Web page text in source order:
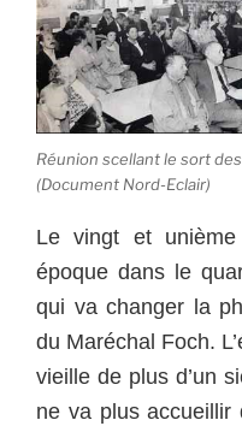
Réunion scellant le sort
(Document Nord-Eclair)
Le vingt et
époque dans le
qui va changer la
du Maréchal Foch.
vieille de plus d’un
ne va plus accueillir